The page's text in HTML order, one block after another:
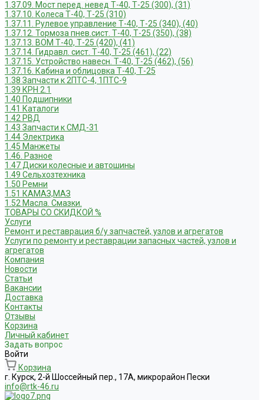
1.37.09. Мост перед. невед Т-40, Т-25 (300), (31)
1.37.10. Колеса Т-40, Т-25 (310)
1.37.11. Рулевое управление Т-40, Т-25 (340), (40)
1.37.12. Тормоза пнев.сист. Т-40, Т-25 (350), (38)
1.37.13. ВОМ Т-40, Т-25 (420), (41)
1.37.14. Гидравл. сист. Т-40, Т-25 (461), (22)
1.37.15. Устройство навесн. Т-40, Т-25 (462), (56)
1.37.16. Кабина и облицовка Т-40, Т-25
1.38 Запчасти к 2ПТС-4, 1ПТС-9
1.39 КРН 2.1
1.40 Подшипники
1.41 Каталоги
1.42 РВД
1.43 Запчасти к СМД-31
1.44 Электрика
1.45 Манжеты
1.46. Разное
1.47 Диски колесные и автошины
1.49 Сельхозтехника
1.50 Ремни
1.51 КАМАЗ,МАЗ
1.52 Масла. Смазки.
ТОВАРЫ СО СКИДКОЙ %
Услуги
Ремонт и реставрация б/у запчастей, узлов и агрегатов
Услуги по ремонту и реставрации запасных частей, узлов и
агрегатов
Компания
Новости
Статьи
Вакансии
Доставка
Контакты
Отзывы
Корзина
Личный кабинет
Задать вопрос
Войти
Корзина
г. Курск, 2-й Шоссейный пер., 17А, микрорайон Пески
info@rtk-46.ru